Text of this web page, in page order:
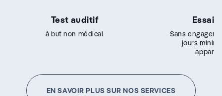
Test auditif
à but non médical
Essai
Sans
jours
EN SAVOIR PLUS SUR NOS SERVICES